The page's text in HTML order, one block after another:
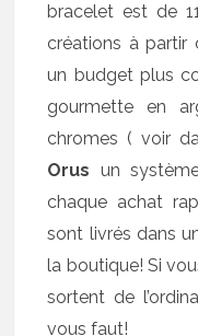
bracelet est de
créations à
un budget plus
gourmette en
chromes ( voir
Orus un
chaque achat
sont livrés dans
la boutique! Si
sortent de
vous faut!